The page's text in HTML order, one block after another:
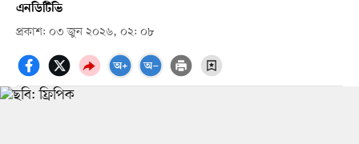
এনডিটিভি
প্রকাশ: ০৩ জুন ২০২৬, ০২: ০৮